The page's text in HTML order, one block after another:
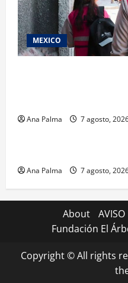
MEXICO
Ana Palma 7 agosto,
Estados Portada
Ana Palma 7 agosto,
About
AVISO
Fundación El
Copyright © All rights